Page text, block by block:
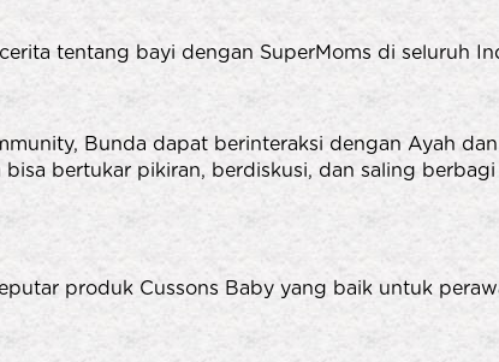
tentang bayi dengan SuperMoms di seluruh
Bunda dapat berinteraksi dengan Ayah
bertukar pikiran, berdiskusi, dan saling
produk Cussons Baby yang baik untuk